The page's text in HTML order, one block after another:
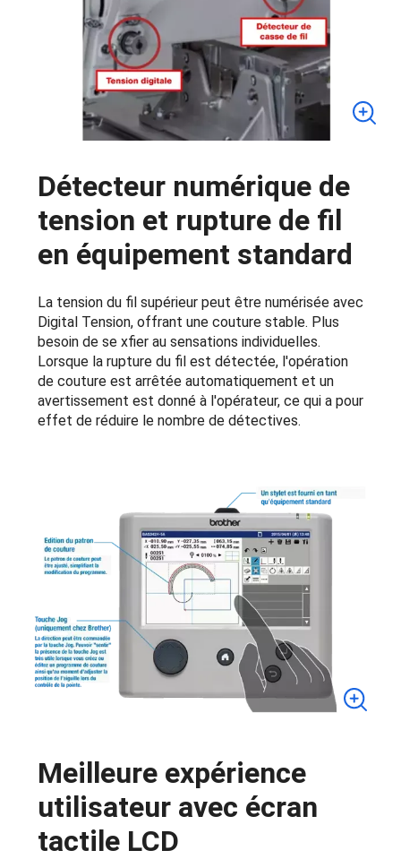
Détecteur numérique de
tension et rupture de fil
en équipement standard
La tension du fil supérieur peut être numérisée avec
Digital Tension, offrant une couture stable. Plus
besoin de se xfier au sensations individuelles.
Lorsque la rupture du fil est détectée, l'opération
de couture est arrêtée automatiquement et un
avertissement est donné à l'opérateur, ce qui a pour
effet de réduire le nombre de détectives.
Meilleure expérience
utilisateur avec écran
tactile LCD